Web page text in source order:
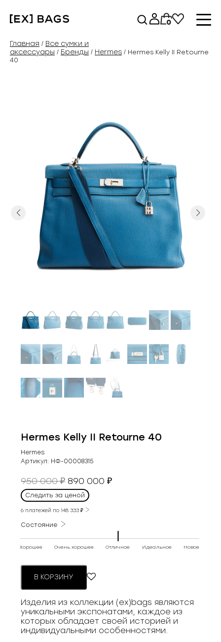
содержимому
0
Главная / Все сумки и
аксессуары / Бренды / Hermes / Hermes Kelly II Retourne
40
Previous Next
Hermes Kelly II Retourne 40
Hermes
Артикул: НФ-00008315
950 000₽ Первоначальная
цена
составляла
950
890 000₽Текущая
Следить за ценой
6 платежей по148 333₽
Состояние
Хорошее Очень хорошее Отличное Идеальное Новое
В КОРЗИНУ
Изделия из коллекции (ex)bags являются
уникальными экспонатами, каждое из
которых обладает своей историей и
индивидуальными особенностями.